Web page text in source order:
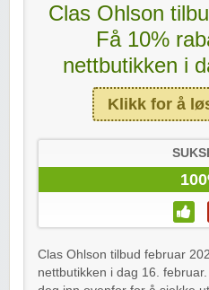
Clas Ohlson
Få 10%
nettbutikken i
Klikk for å
Clas Ohlson tilbud februar
nettbutikken i dag 16.